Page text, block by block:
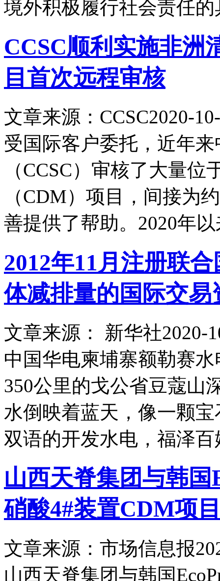
境外积极履行社会责任
CCSC顺利实施非洲
目首次远程审核
文章来源：CCSC2020-
受国际客户委托，近年
（CCSC）审核了大量
（CDM）项目，间接为
善提供了帮助。2020年
2012年11月注册联
体减排量的国际交
文章来源： 新华社2020-
中国华电柬埔寨额勒赛
350公里的戈公省豆蔻山
水倒映着蓝天，像一颗
双语的开发水电，福泽百
山西天脊集团与韩
硝酸4#装置CDM项
文章来源：市场信息报
山西天脊集团与韩国